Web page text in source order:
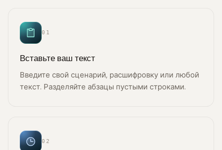
01
Вставьте ваш текст
Введите свой сценарий, расшифровку или любой
текст. Разделяйте абзацы пустыми строками.
02